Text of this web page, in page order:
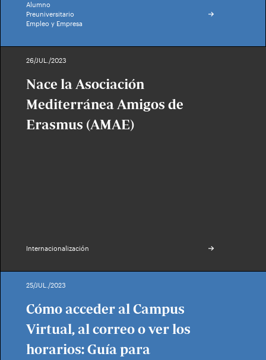
Alumno
Preuniversitario
Empleo y Empresa
26/JUL./2023
Nace la Asociación
Mediterránea Amigos de
Erasmus (AMAE)
Internacionalización
25/JUL./2023
Cómo acceder al Campus
Virtual, al correo o ver los
horarios: Guía para